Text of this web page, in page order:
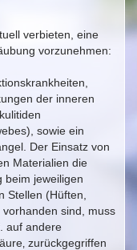
verbieten, eine
vorzunehmen:
der inneren
sowie ein
Der Einsatz von
Materialien die
beim jeweiligen
Stellen (Hüften,
sind, muss
auf andere
zurückgegriffen